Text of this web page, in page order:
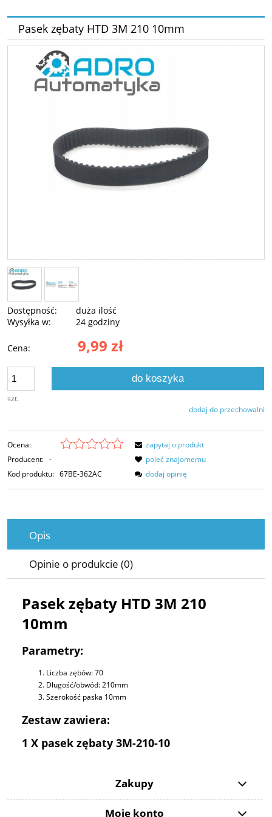
Pasek zębaty HTD 3M 210 10mm
Dostępność:
duża ilość
Wysyłka w:
24 godziny
Cena: 9,99 zł
szt.
do koszyka
dodaj do przechowalni
Ocena:
Producent: -
Kod produktu: 67BE-362AC
zapytaj o produkt
poleć znajomemu
dodaj opinię
Opis
Opinie o produkcie (0)
Pasek zębaty HTD 3M 210
10mm
Parametry:
Liczba zębów: 70
Długość/obwód: 210mm
Szerokość paska 10mm
Zestaw zawiera:
1 X pasek zębaty 3M-210-10
Zakupy
Moje konto